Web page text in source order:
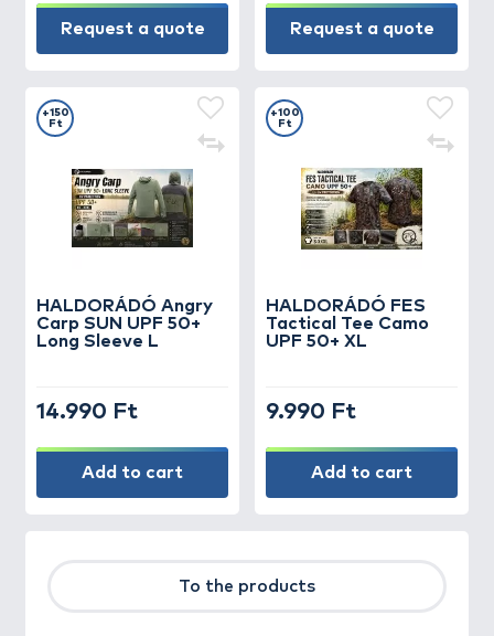
Request a quote Request a quote
HALDORÁDÓ Angry
Carp SUN UPF 50+
Long Sleeve L
+150
Ft
14.990 Ft
Add to cart
HALDORÁDÓ FES
Tactical Tee Camo
UPF 50+ XL
+100
Ft
9.990 Ft
Add to cart
To the products